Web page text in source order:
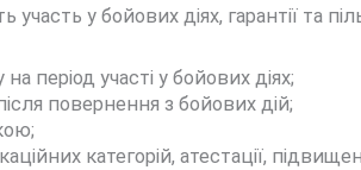
у бойових діях, гарантії та
період участі у бойових діях;
повернення з бойових дій;
категорій, атестації,